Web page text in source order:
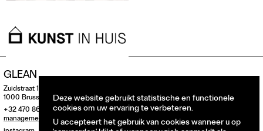
GLEAN
Zuidstraat 146
1000 Brussel, België
+32 470 860 275
management@glean.art
Deze website gebruikt statistische en functionele
cookies om uw ervaring te verbeteren.
U accepteert het gebruik van cookies wanneer u op